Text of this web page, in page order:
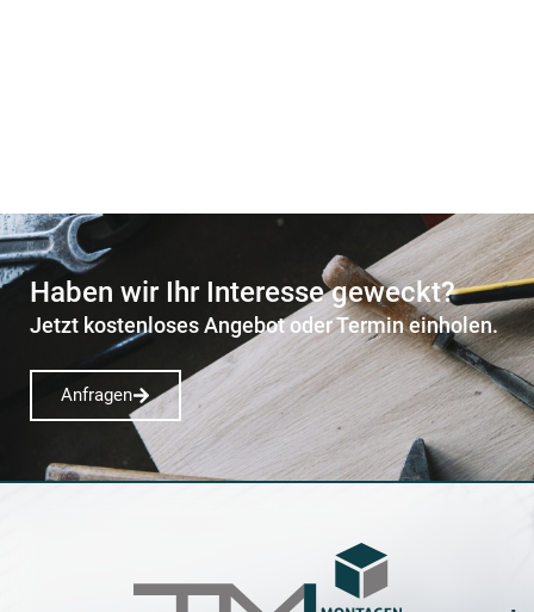
Haben wir Ihr Interesse geweckt?
Jetzt kostenloses Angebot oder Termin einholen.
Anfragen